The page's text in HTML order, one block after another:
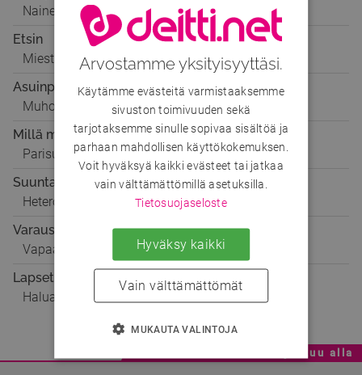
Nainen
Etsin
Miestä
Asuinpaikka
Muhos
Millä mielellä
Parisuhteeseen
Suuntautuminen
Hetero
Varaustilanne
Vapaa
Lapset
Haluan lapsia tulevaisuudessa
Mainoskatko - Sisältö jatkuu alla
Arvostamme yksityisyyttäsi.
Käytämme evästeitä varmistaaksemme
sivuston toimivuuden sekä
tarjotaksemme sinulle sopivaa sisältöä ja
parhaan mahdollisen käyttökokemuksen.
Voit hyväksyä kaikki evästeet tai jatkaa
vain välttämättömillä asetuksilla.
Tietosuojaseloste
Hyväksy kaikki
Vain välttämättömät
MUKAUTA VALINTOJA